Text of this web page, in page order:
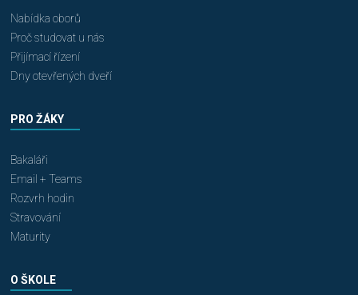
Nabídka oborů
Proč studovat u nás
Přijímací řízení
Dny otevřených dveří
PRO ŽÁKY
Bakaláři
Email + Teams
Rozvrh hodin
Stravování
Maturity
O ŠKOLE